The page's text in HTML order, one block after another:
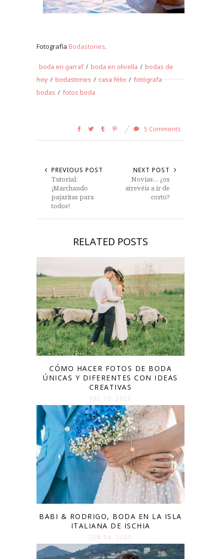
Fotografía Bodastories.
boda en garraf / boda en olivella / bodas de
hoy / bodastories / casa félix / fotógrafa
bodas / fotos boda
5 Comments
PREVIOUS POST
Tutorial:
¡Marchando
pajaritas para
todos!
NEXT POST
Novias… ¿os
atrevéis a ir de
corto?
RELATED POSTS
CÓMO HACER FOTOS DE BODA
ÚNICAS Y DIFERENTES CON IDEAS
CREATIVAS
JUL 10. 2025
BABI & RODRIGO, BODA EN LA ISLA
ITALIANA DE ISCHIA
JUN 04. 2020